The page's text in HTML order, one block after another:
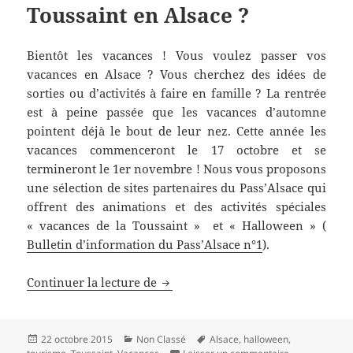
Toussaint en Alsace ?
Bientôt les vacances ! Vous voulez passer vos
vacances en Alsace ? Vous cherchez des idées de
sorties ou d’activités à faire en famille ? La rentrée
est à peine passée que les vacances d’automne
pointent déjà le bout de leur nez. Cette année les
vacances commenceront le 17 octobre et se
termineront le 1er novembre ! Nous vous proposons
une sélection de sites partenaires du Pass’Alsace qui
offrent des animations et des activités spéciales
« vacances de la Toussaint » et « Halloween » (
Bulletin d’information du Pass’Alsace n°1).
Continuer la lecture de Passer ses vacances de la
Publié
22 octobre 2015 Catégories
Non Classé
Mots-
Alsace, halloween,